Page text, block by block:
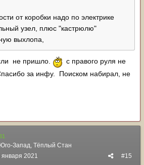
от коробки надо по электрике
узел, плюс "кастрюлю"
выхлопа,
не пришло.
с правого руля не
за инфу. Поиском набирал, не
Запад, Тёплый Стан
#15
января 2021